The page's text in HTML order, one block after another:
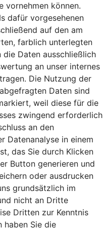
vornehmen können.
dafür vorgesehenen
auf den am
farblich unterlegten
die Daten ausschließlich
an unser internes
Die Nutzung der
Daten sind
weil diese für die
zwingend erforderlich
an den
Datenanalyse in einem
das Sie durch Klicken
Button generieren und
oder ausdrucken
grundsätzlich im
nicht an Dritte
Dritten zur Kenntnis
haben Sie die